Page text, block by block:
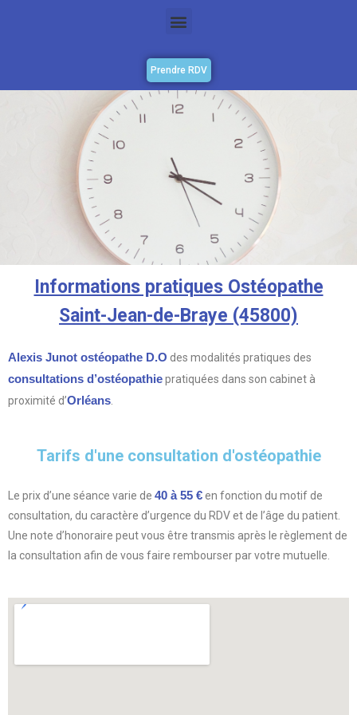
Prendre RDV
Informations pratiques Ostéopathe
Saint-Jean-de-Braye (45800)
Alexis Junot ostéopathe D.O des modalités pratiques des
consultations d’ostéopathiepratiquées dans son cabinet à
proximité d’Orléans
Tarifs d'une consultation d'ostéopathie
Le prix d’une séance varie de 40 à 55 €en fonction du motif de
consultation, du caractère d’urgence du RDV et de l’âge du patient.
Une note d’honoraire peut vous être transmis après le règlement de
la consultation afin de vous faire rembourser par votre mutuelle.